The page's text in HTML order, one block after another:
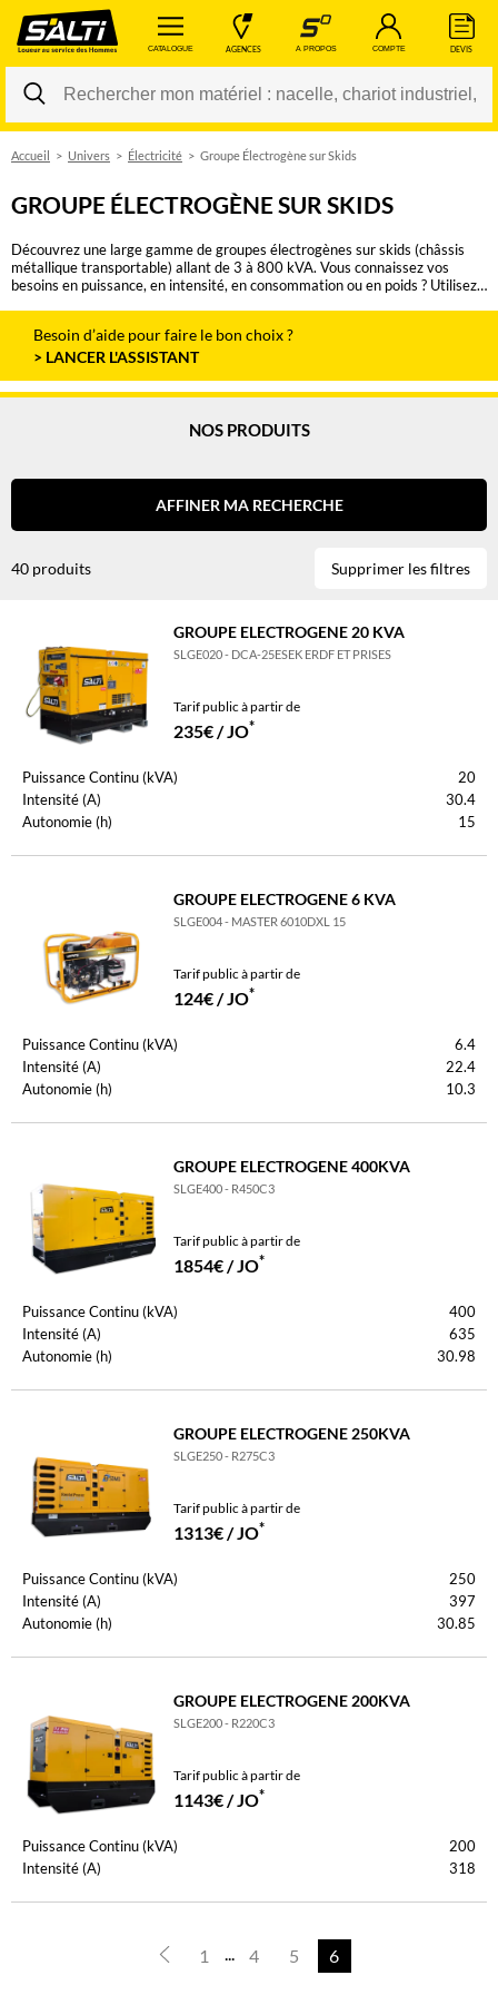
CATALOGUE AGENCES A PROPOS COMPTE DEVIS
Changer
Accueil Univers Électricité Groupe Électrogène sur Skids
GROUPE ÉLECTROGÈNE SUR SKIDS
Découvrez une large gamme de groupes électrogènes sur skids (châssis
métallique transportable) allant de 3 à 800 kVA. Vous connaissez vos
besoins en puissance, en intensité, en consommation ou en poids ? Utilisez
disposition pour vous conseiller.
Besoin d’aide pour faire le bon choix ?
> LANCER L'ASSISTANT
NOS PRODUITS
AFFINER MA RECHERCHE
40 produits Supprimer les filtres
GROUPE ELECTROGENE 20 KVA
SLGE020 - DCA-25ESEK ERDF ET PRISES
Tarif public à partir de
235€ / JO*
Puissance Continu (kVA)
20
Intensité (A)
30.4
Autonomie (h)
15
GROUPE ELECTROGENE 6 KVA
SLGE004 - MASTER 6010DXL 15
Tarif public à partir de
124€ / JO*
Puissance Continu (kVA)
6.4
Intensité (A)
22.4
Autonomie (h)
10.3
GROUPE ELECTROGENE 400KVA
SLGE400 - R450C3
Tarif public à partir de
1854€ / JO*
Puissance Continu (kVA)
400
Intensité (A)
635
Autonomie (h)
30.98
GROUPE ELECTROGENE 250KVA
SLGE250 - R275C3
Tarif public à partir de
1313€ / JO*
Puissance Continu (kVA)
250
Intensité (A)
397
Autonomie (h)
30.85
GROUPE ELECTROGENE 200KVA
SLGE200 - R220C3
Tarif public à partir de
1143€ / JO*
Puissance Continu (kVA)
200
Intensité (A)
318
1 ... 4 5 6